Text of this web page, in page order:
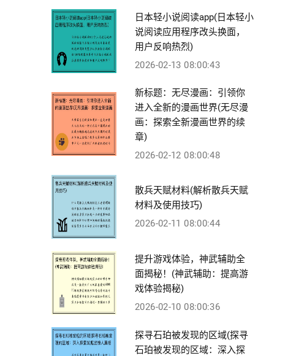
日本轻小说阅读app(日本轻小
说阅读应用程序改头换面，
用户反响热烈)
2026-02-13 08:00:43
新标题：无尽漫画：引领你
进入全新的漫画世界(无尽漫
画：探索全新漫画世界的续
章)
2026-02-12 08:00:48
散兵天赋材料(解析散兵天赋
材料及使用技巧)
2026-02-11 08:00:44
提升游戏体验，神武辅助全
面揭秘！(神武辅助：提高游
戏体验揭秘)
2026-02-10 08:00:36
探寻石珀被发现的区域(探寻
石珀被发现的区域：深入探